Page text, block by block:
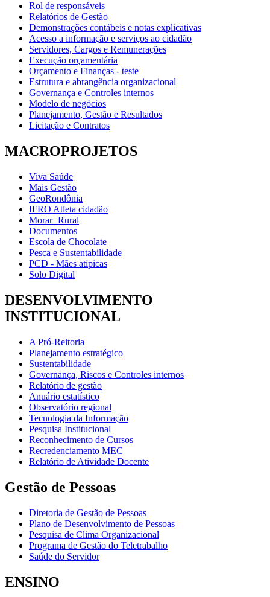
Rol de responsáveis
Relatórios de Gestão
Demonstrações contábeis e notas explicativas
Acesso a informação e serviços ao cidadão
Servidores, Cargos e Remunerações
Execução orçamentária
Orçamento e Finanças - teste
Estrutura e abrangência organizacional
Governança e Controles internos
Modelo de negócios
Planejamento, Gestão e Resultados
Licitação e Contratos
MACROPROJETOS
Viva Saúde
Mais Gestão
GeoRondônia
IFRO Atleta cidadão
Morar+Rural
Documentos
Escola de Chocolate
Pesca e Sustentabilidade
PCD - Mães atípicas
Solo Digital
DESENVOLVIMENTO
INSTITUCIONAL
A Pró-Reitoria
Planejamento estratégico
Sustentabilidade
Governança, Riscos e Controles internos
Relatório de gestão
Anuário estatístico
Observatório regional
Tecnologia da Informação
Pesquisa Institucional
Reconhecimento de Cursos
Recredenciamento MEC
Relatório de Atividade Docente
Gestão de Pessoas
Diretoria de Gestão de Pessoas
Plano de Desenvolvimento de Pessoas
Pesquisa de Clima Organizacional
Programa de Gestão do Teletrabalho
Saúde do Servidor
ENSINO